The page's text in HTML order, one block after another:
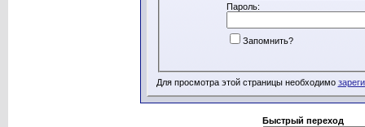
Пароль:
Запомнить?
Для просмотра этой страницы необходимо
Быстрый переход